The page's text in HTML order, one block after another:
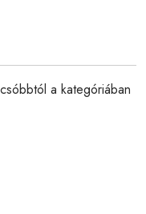
a kategóriában